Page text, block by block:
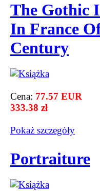
The Gothic
In France
Century
Cena: 77.57 EUR
333.38 zł
Pokaż szczegόły
Portraiture